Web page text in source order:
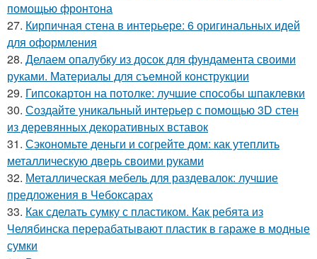
помощью фронтона
27. Кирпичная стена в интерьере: 6 оригинальных идей
для оформления
28. Делаем опалубку из досок для фундамента своими
руками. Материалы для съемной конструкции
29. Гипсокартон на потолке: лучшие способы шпаклевки
30. Создайте уникальный интерьер с помощью 3D стен
из деревянных декоративных вставок
31. Сэкономьте деньги и согрейте дом: как утеплить
металлическую дверь своими руками
32. Металлическая мебель для раздевалок: лучшие
предложения в Чебоксарах
33. Как сделать сумку с пластиком. Как ребята из
Челябинска перерабатывают пластик в гараже в модные
сумки